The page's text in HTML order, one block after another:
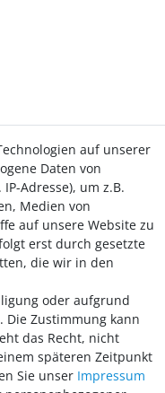
Kontakt
und bequemen
auf unserer
Daten von
Adresse), um z.B.
Medien von
auf unsere Website zu
erst durch gesetzte
die wir in den
oder aufgrund
Die Zustimmung kann
das Recht, nicht
späteren Zeitpunkt
Sie unser Impressum